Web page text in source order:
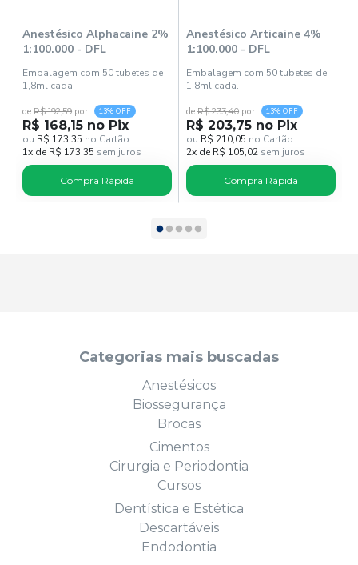
Anestésico Alphacaine 2%
1:100.000 - DFL
Embalagem com 50 tubetes de
1,8ml cada.
deR$ 192,59 por 13% OFF
R$ 168,15 no Pix
ou R$ 173,35 no Cartão
1x de R$ 173,35 sem juros
Compra Rápida
Anestésico Articaine 4%
1:100.000 - DFL
Embalagem com 50 tubetes de
1,8ml cada.
deR$ 233,40 por 13% OFF
R$ 203,75 no Pix
ou R$ 210,05 no Cartão
2x de R$ 105,02 sem juros
Compra Rápida
Categorias mais buscadas
Anestésicos
Biossegurança
Brocas
Cimentos
Cirurgia e Periodontia
Cursos
Dentística e Estética
Descartáveis
Endodontia